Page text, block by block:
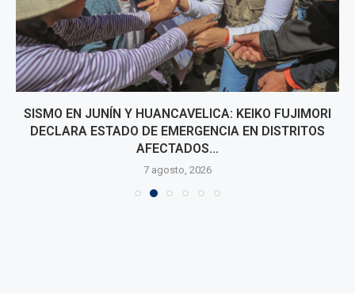
SISMO EN JUNÍN Y HUANCAVELICA: KEIKO FUJIMORI
DECLARA ESTADO DE EMERGENCIA EN DISTRITOS
AFECTADOS...
7 agosto, 2026